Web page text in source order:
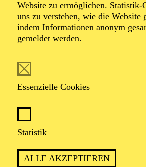
Website zu ermöglichen. Statistik-
uns zu verstehen, wie die Website
indem Informationen anonym
gemeldet werden.
Essenzielle Cookies
Statistik
ALLE AKZEPTIEREN
Andrei
Bass
seine künstlerische Ausbildung
die „Ioan Sima“ Arts Highschool
Dima“ Musical Academy in Cluj-
und wurde nach seinem Abschluss